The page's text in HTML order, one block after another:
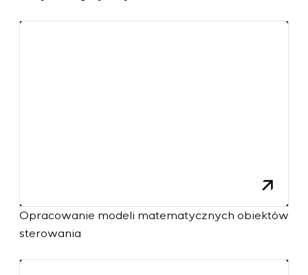
Opracowanie modeli matematycznych obiektów
sterowania